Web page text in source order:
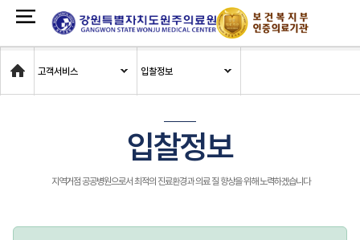
Home
고객서비스 입찰정보
입찰정보
지역거점 공공병원으로서 최적의 진료환경과 의료 질 향상을 위해 노력하겠습니다